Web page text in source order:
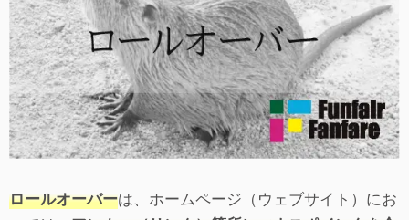
ロールオーバーは、ホームページ（ウェブサイト）にお